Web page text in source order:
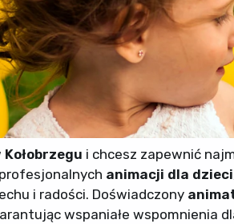
Kołobrzegu i chcesz zapewnić
animacji dla dzieci
i radości. Doświadczony
wspaniałe wspomnienia